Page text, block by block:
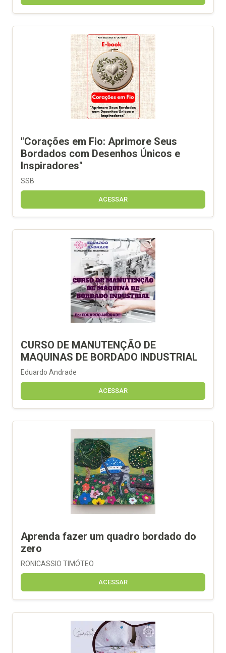
"Corações em Fio: Aprimore Seus
Bordados com Desenhos Únicos e
Inspiradores"
SSB
ACESSAR
CURSO DE MANUTENÇÃO DE
MAQUINAS DE BORDADO INDUSTRIAL
Eduardo Andrade
ACESSAR
Aprenda fazer um quadro bordado do
zero
RONICASSIO TIMÓTEO
ACESSAR